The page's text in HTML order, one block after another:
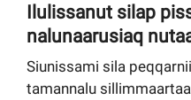
Tassaarsuaq
Ilulissanut silap
nalunaarusiaq
Siunissami sila
tamannalu